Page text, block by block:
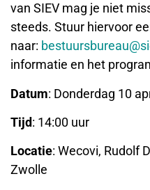
van SIEV mag je niet
steeds. Stuur hiervoor
naar:
informatie en het
Datum: Donderdag 10
Tijd: 14:00 uur
Locatie: Wecovi, Rudolf
Zwolle